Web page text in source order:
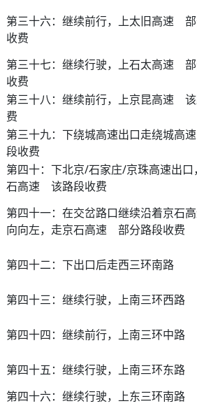
第三十六：继续前行，上太旧高速
收费
第三十七：继续行驶，上石太高速
收费
第三十八：继续前行，上京昆高速
费
第三十九：下绕城高速出口走绕城高
段收费
第四十：下北京/石家庄/京珠高速出口
石高速 该路段收费
第四十一：在交岔路口继续沿着京石
向向左，走京石高速 部分路段收费
第四十二：下出口后走西三环南路
第四十三：继续行驶，上南三环西路
第四十四：继续前行，上南三环中路
第四十五：继续行驶，上南三环东路
第四十六：继续行驶，上东三环南路